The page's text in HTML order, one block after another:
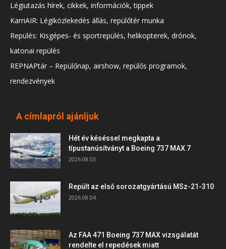
Légiutazás hírek, cikkek, információk, tippek
KarriAIR: Légiközlekedés állás, repülőtér munka
Repülés: Kisgépes- és sportrepülés, helikopterek, drónok,
katonai repülés
REPNAPtár – Repülőnap, airshow, repülős programok,
rendezvények
A címlapról ajánljuk
Hét év késéssel megkapta a
típustanúsítványt a Boeing 737 MAX 7
2026.08.03.
Repült az első sorozatgyártású MSz-21-310
2026.08.04.
Az FAA 471 Boeing 737 MAX vizsgálatát
rendelte el repedések miatt